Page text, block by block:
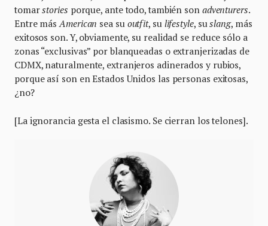
tomarstories porque, ante todo, también son adventurers.
Entre más American sea su outfit, su lifestyle, suslang, más
exitosos son. Y, obviamente, su realidad se reduce sólo a
zonas “exclusivas” por blanqueadas o extranjerizadas de
CDMX, naturalmente, extranjeros adinerados y rubios,
porque así son en Estados Unidos las personas exitosas,
¿no?
[La ignorancia gesta el clasismo. Se cierran los telones].